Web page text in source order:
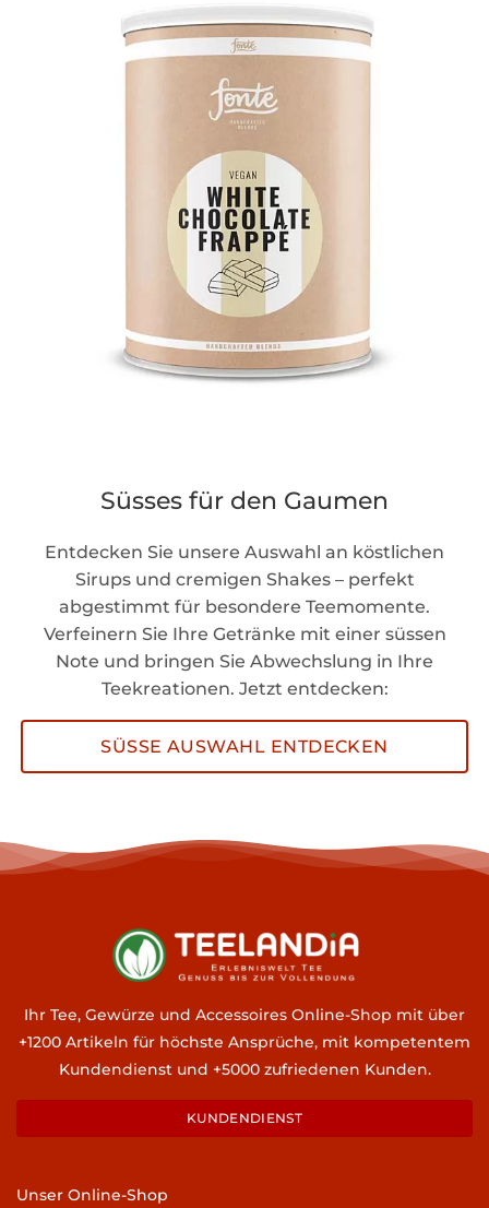
Süsses für den Gaumen
Entdecken Sie unsere Auswahl an köstlichen
Sirups und cremigen Shakes – perfekt
abgestimmt für besondere Teemomente.
Verfeinern Sie Ihre Getränke mit einer süssen
Note und bringen Sie Abwechslung in Ihre
Teekreationen. Jetzt entdecken:
SÜSSE AUSWAHL ENTDECKEN
Ihr Tee, Gewürze und Accessoires Online-Shop mit über
+1200 Artikeln für höchste Ansprüche, mit kompetentem
Kundendienst und +5000 zufriedenen Kunden.
KUNDENDIENST
Unser Online-Shop